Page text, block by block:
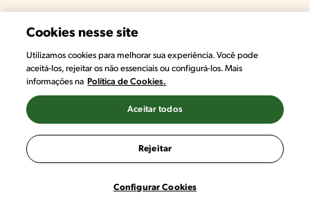
Cookies nesse site
Utilizamos cookies para melhorar sua experiência. Você pode
aceitá-los, rejeitar os não essenciais ou configurá-los. Mais
informações na Política de Cookies.
Configurar Cookies
Rejeitar
Aceitar todos